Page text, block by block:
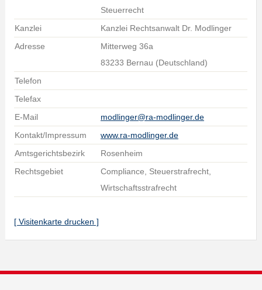
Steuerrecht
Kanzlei
Kanzlei Rechtsanwalt Dr. Modlinger
Adresse
Mitterweg 36a
83233 Bernau (Deutschland)
Telefon
Telefax
E-Mail
modlinger@ra-modlinger.de
Kontakt/Impressum
www.ra-modlinger.de
Amtsgerichtsbezirk
Rosenheim
Rechtsgebiet
Compliance, Steuerstrafrecht,
Wirtschaftsstrafrecht
[ Visitenkarte drucken ]